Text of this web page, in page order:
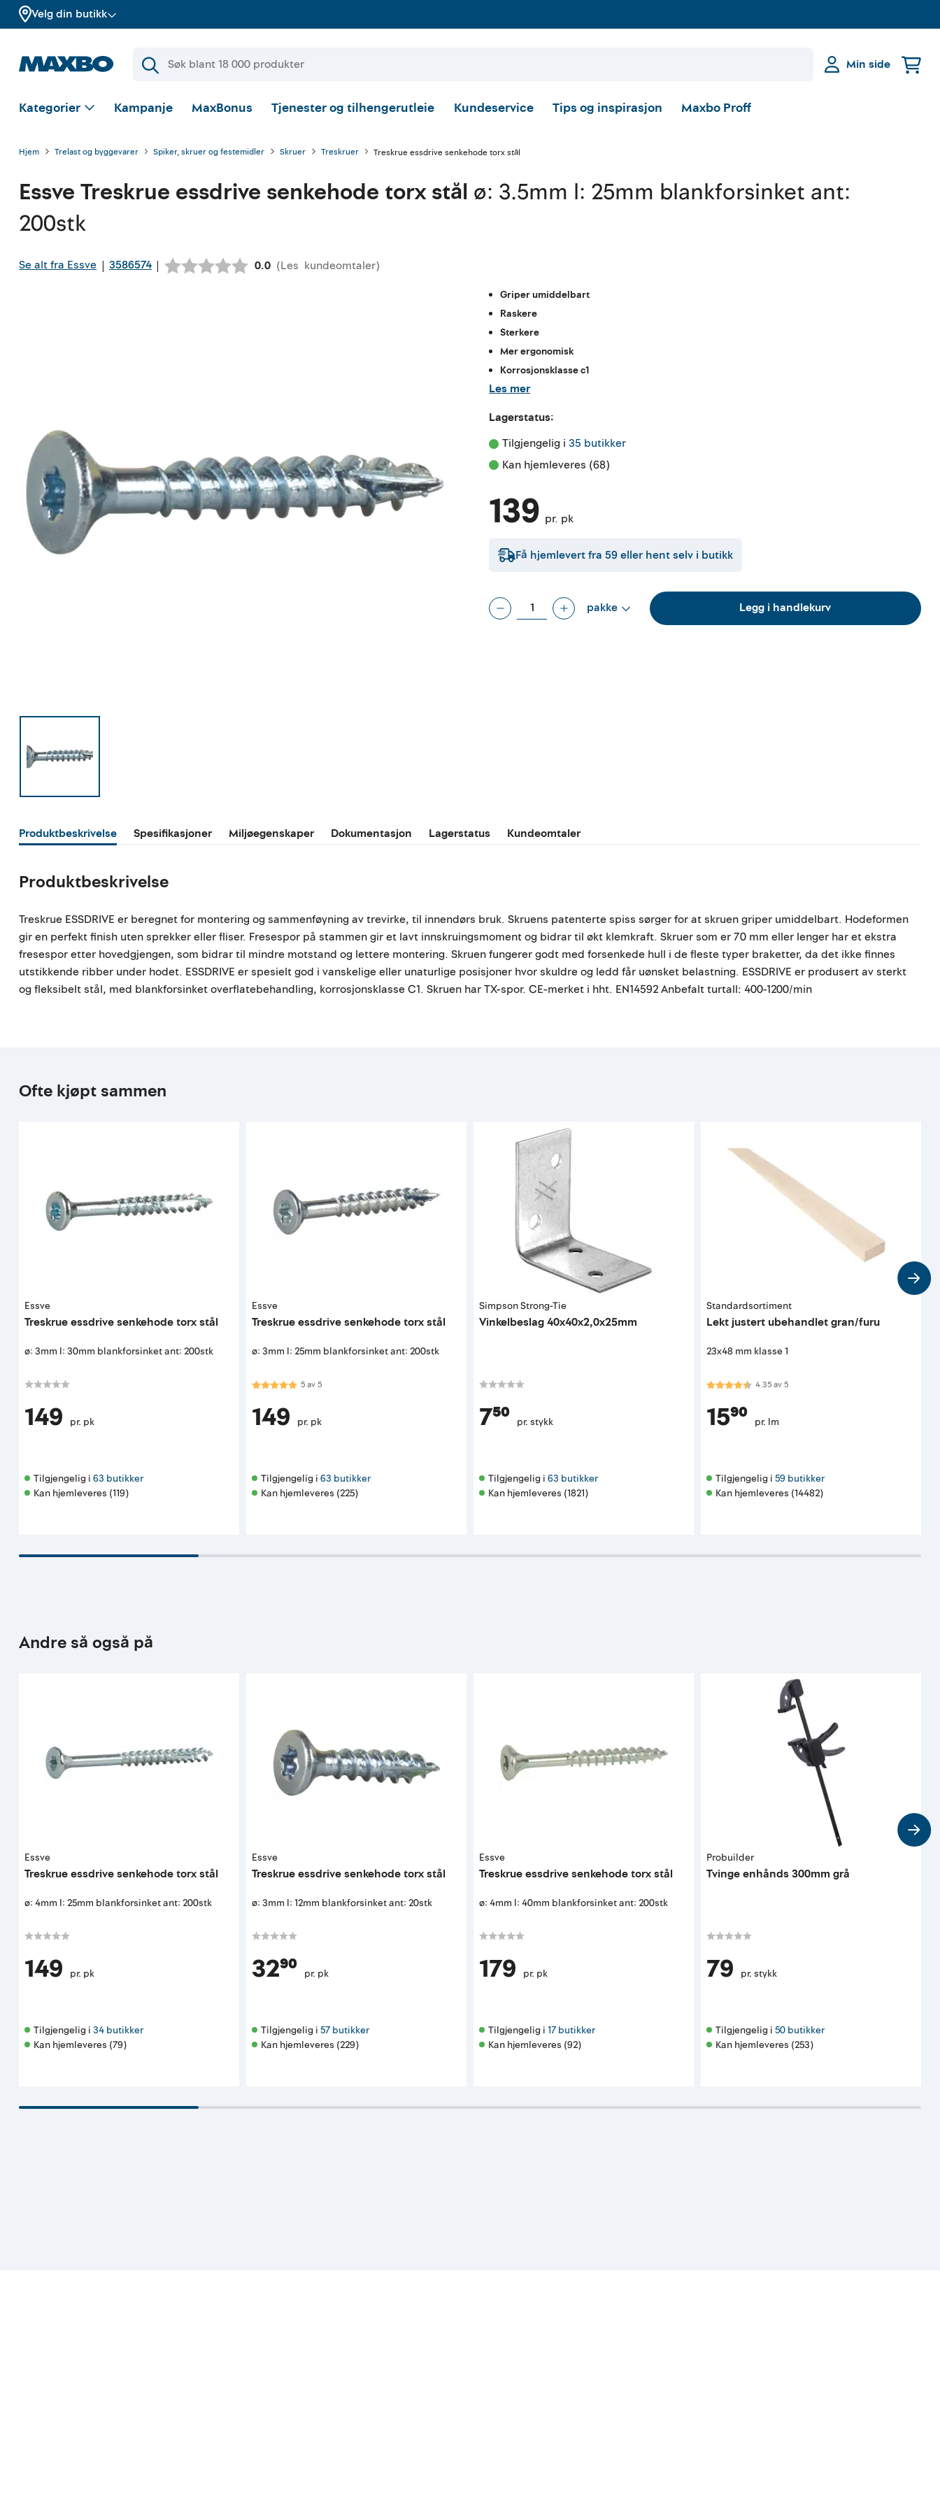
Velg din butikk
Min side
Kategorier Kampanje MaxBonus Tjenester og tilhengerutleie Kundeservice Tips og inspirasjon Maxbo Proff
Hjem Trelast og byggevarer Spiker, skruer og festemidler Skruer Treskruer Treskrue essdrive senkehode torx stål
Essve Treskrue essdrive senkehode torx stål ø: 3.5mm l: 25mm blankforsinket ant:
200stk
Se alt fra Essve | 3586574 | Gjennomsnittskarakter:
0.0 (Les kundeomtaler)
Griper umiddelbart
Raskere
Sterkere
Mer ergonomisk
Korrosjonsklasse c1
Les mer
Lagerstatus:
Tilgjengelig i 35 butikker
Kan hjemleveres (68)
139 pr. pk
Få hjemlevert fra 59eller hent selv i butikk
pakke Legg i handlekurv
Produktbeskrivelse Spesifikasjoner Miljøegenskaper Dokumentasjon Lagerstatus Kundeomtaler
Produktbeskrivelse
Treskrue ESSDRIVE er beregnet for montering og sammenføyning av trevirke, til innendørs bruk. Skruens patenterte spiss sørger for at skruen griper umiddelbart. Hodeformen
gir en perfekt finish uten sprekker eller fliser. Fresespor på stammen gir et lavt innskruingsmoment og bidrar til økt klemkraft. Skruer som er 70 mm eller lenger har et ekstra
fresespor etter hovedgjengen, som bidrar til mindre motstand og lettere montering. Skruen fungerer godt med forsenkede hull i de fleste typer braketter, da det ikke finnes
utstikkende ribber under hodet. ESSDRIVE er spesielt god i vanskelige eller unaturlige posisjoner hvor skuldre og ledd får uønsket belastning. ESSDRIVE er produsert av sterkt
og fleksibelt stål, med blankforsinket overflatebehandling, korrosjonsklasse C1. Skruen har TX-spor. CE-merket i hht. EN14592 Anbefalt turtall: 400-1200/min
Ofte kjøpt sammen
Essve
Treskrue essdrive senkehode torx stål
ø: 3mm l: 30mm blankforsinket ant: 200stk
149 pr. pk
Tilgjengelig i 63 butikker
Kan hjemleveres (119)
Essve
Treskrue essdrive senkehode torx stål
ø: 3mm l: 25mm blankforsinket ant: 200stk
Karakter:5.0 av 5 mulige
5av5
149 pr. pk
Tilgjengelig i 63 butikker
Kan hjemleveres (225)
Simpson Strong-Tie
Vinkelbeslag 40x40x2,0x25mm
7⁵⁰ pr. stykk
Tilgjengelig i 63 butikker
Kan hjemleveres (1821)
Standardsortiment
Lekt justert ubehandlet gran/furu
23x48 mm klasse 1
Karakter:4.3 av 5 mulige
4.35av5
15⁹⁰ pr. lm
Tilgjengelig i 59 butikker
Kan hjemleveres (14482)
Andre så også på
Essve
Treskrue essdrive senkehode torx stål
ø: 4mm l: 25mm blankforsinket ant: 200stk
149 pr. pk
Tilgjengelig i 34 butikker
Kan hjemleveres (79)
Essve
Treskrue essdrive senkehode torx stål
ø: 3mm l: 12mm blankforsinket ant: 20stk
32⁹⁰ pr. pk
Tilgjengelig i 57 butikker
Kan hjemleveres (229)
Essve
Treskrue essdrive senkehode torx stål
ø: 4mm l: 40mm blankforsinket ant: 200stk
179 pr. pk
Tilgjengelig i 17 butikker
Kan hjemleveres (92)
Probuilder
Tvinge enhånds 300mm grå
79 pr. stykk
Tilgjengelig i 50 butikker
Kan hjemleveres (253)